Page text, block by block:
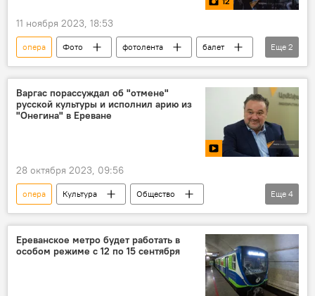
11 ноября 2023, 18:53
опера Фото фотолента
балет
Национальный академический театр оперы и балета имени Спендиаряна
академия
Еще 2
Варгас порассуждал об "отмене"
русской культуры и исполнил арию из
"Онегина" в Ереване
28 октября 2023, 09:56
опера Культура
Общество
музыка
Армения
Новости Армения
Ереван
Еще 4
Ереванское метро будет работать в
особом режиме с 12 по 15 сентября